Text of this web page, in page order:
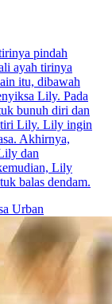
pindah
ayah tirinya
itu, dibawah
Lily. Pada
bunuh diri dan
tiri Lily. Lily ingin
Akhirnya,
dan
Lily
balas dendam.
Urban